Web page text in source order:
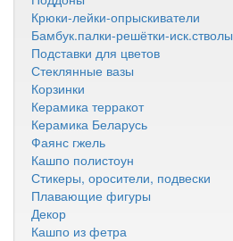
Крюки-лейки-опрыскиватели
Бамбук.палки-решётки-иск.стволы
Подставки для цветов
Стеклянные вазы
Корзинки
Керамика терракот
Керамика Беларусь
Фаянс гжель
Кашпо полистоун
Стикеры, оросители, подвески
Плавающие фигуры
Декор
Кашпо из фетра